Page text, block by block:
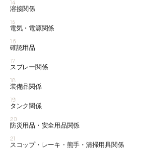
14
溶接関係
15
電気・電源関係
16
確認用品
17
スプレー関係
18
装備品関係
19
タンク関係
20
防災用品・安全用品関係
21
スコップ・レーキ・熊手・清掃用具関係